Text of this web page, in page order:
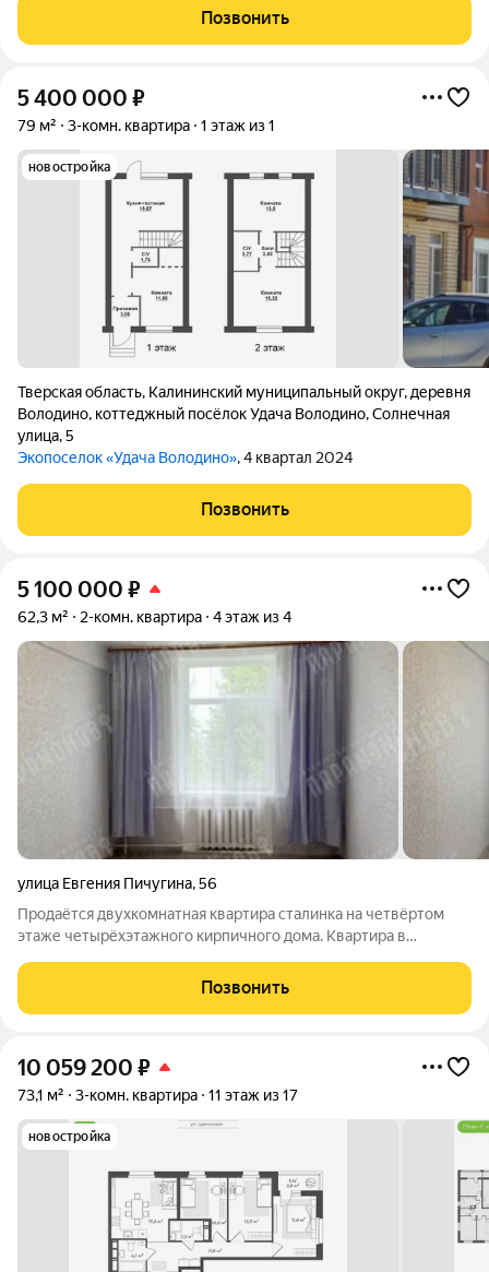
Подходит под семейную ипотеку!!! Новая квартира в новом
Позвонить
5 400 000 ₽
79 м² 3-комн. квартира 1 этаж из 1
новостройка
Тверская область, Калининский муниципальный округ, деревня
Володино, коттеджный посёлок Удача Володино,Солнечная
улица,5
Экопоселок «Удача Володино», 4 квартал 2024
Позвонить
5 100 000 ₽
62,3 м² 2-комн. квартира 4 этаж из 4
улица Евгения Пичугина,56
Продаётся двухкомнатная квартира сталинка на четвёртом
этаже четырёхэтажного кирпичного дома. Квартира в
Общая площадь 62,3 кв.м., комнаты изолированные (17,8 + 14,7
м), кухня 10,4 м.
Позвонить
10 059 200 ₽
73,1 м² 3-комн. квартира 11 этаж из 17
новостройка